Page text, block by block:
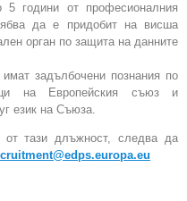
5 години от професионалния
да е придобит на висша
орган по защита на данните
задълбочени познания по
на Европейския съюз и
език на Съюза.
от тази длъжност, следва да